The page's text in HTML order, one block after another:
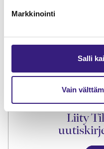
Markkinointi
Salli
Vain
Liity